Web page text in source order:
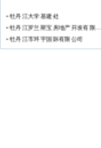
• 黑龙江新宏基建设集团有限公司…
• 金跃集团有限公司
• 黑龙江海华建设集团
• 牡丹江大学基建处
• 牡丹江罗兰斯宝房地产开发有限…
• 牡丹江市环宇国际有限公司